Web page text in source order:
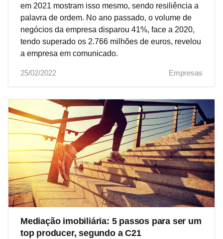
em 2021 mostram isso mesmo, sendo resiliência a
palavra de ordem. No ano passado, o volume de
negócios da empresa disparou 41%, face a 2020,
tendo superado os 2.766 milhões de euros, revelou
a empresa em comunicado.
25/02/2022 Empresas
Mediação imobiliária: 5 passos para ser um
top producer, segundo a C21